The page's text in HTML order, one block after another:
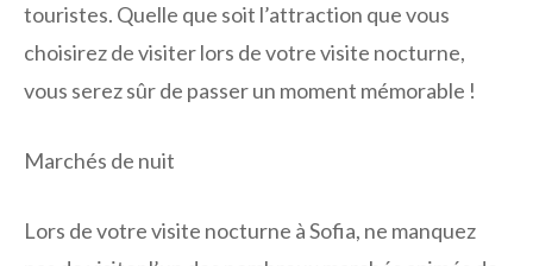
touristes. Quelle que soit l’attraction que vous
choisirez de visiter lors de votre visite nocturne,
vous serez sûr de passer un moment mémorable !
Marchés de nuit
Lors de votre visite nocturne à Sofia, ne manquez